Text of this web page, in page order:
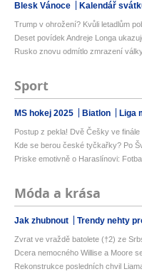
Blesk Vánoce Kalendář
Trump v ohrožení? Kvůli letadlům
Deset povídek Andreje Longa
Rusko znovu odmítlo zmrazení
Sport
MS hokej 2025 Biatlon Liga
Postup z pekla! Dvě Češky ve
Kde se berou české tyčkařky? Po
Priske emotivně o Haraslínovi:
Móda a krása
Jak zhubnout Trendy nehty
Zvrat ve vraždě batolete (†2) ze
Dcera nemocného Willise a Moore
Rekonstrukce posledních chvil